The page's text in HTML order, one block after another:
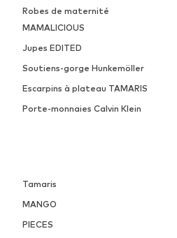
Robes de maternité
MAMALICIOUS
Jupes EDITED
Soutiens-gorge Hunkemöller
Escarpins à plateau TAMARIS
Porte-monnaies Calvin Klein
Tamaris
MANGO
PIECES